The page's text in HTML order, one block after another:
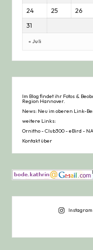
24
25 26
31
« Juli
Im Blog findet ihr Fotos &
Region Hannover.
News: Neu im oberen Link-
weitere Links:
Ornitho-Club300-eBird -
Kontakt über
Instagram